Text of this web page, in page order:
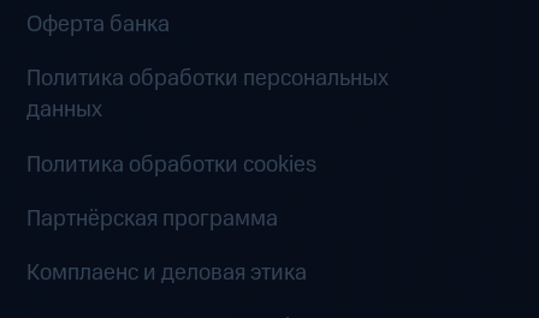
Оферта банка
Политика обработки персональных
данных
Политика обработки cookies
Партнёрская программа
Комплаенс и деловая этика